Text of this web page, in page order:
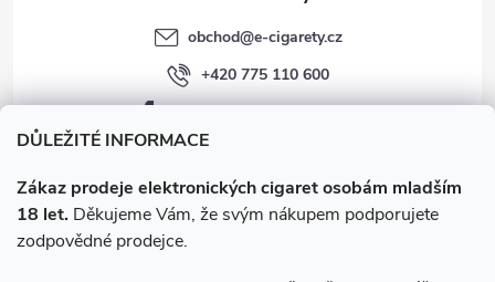
DŮLEŽITÉ INFORMACE
Zákaz prodeje elektronických cigaret osobám mladším
18 let. Děkujeme Vám, že svým nákupem podporujete
zodpovědné prodejce.
obchod@e-cigarety.cz
+420 775 110 600
facebook.com/e-cigarety.cz